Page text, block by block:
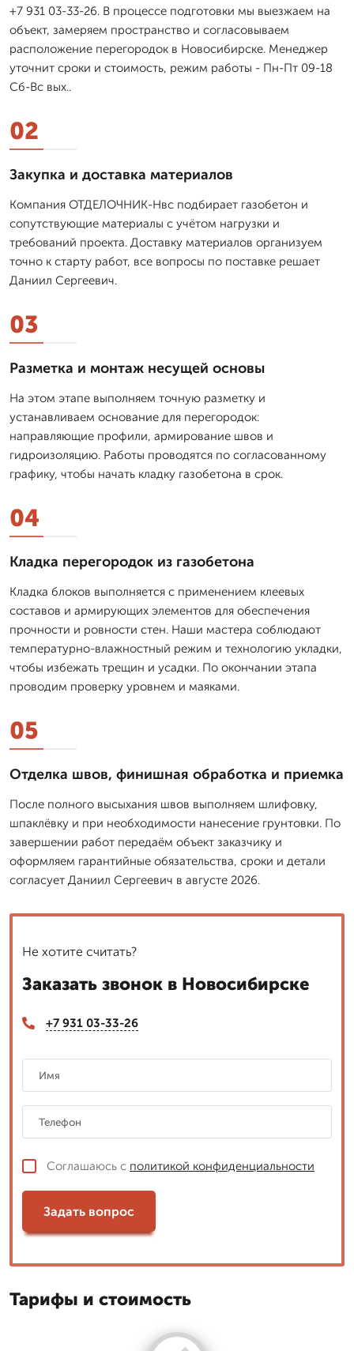
+7 931 03-33-26. В процессе подготовки мы выезжаем на
объект, замеряем пространство и согласовываем
расположение перегородок в Новосибирске. Менеджер
уточнит сроки и стоимость, режим работы - Пн-Пт 09-18
Сб-Вс вых..
02
Закупка и доставка материалов
Компания ОТДЕЛОЧНИК-Нвс подбирает газобетон и
сопутствующие материалы с учётом нагрузки и
требований проекта. Доставку материалов организуем
точно к старту работ, все вопросы по поставке решает
Даниил Сергеевич.
03
Разметка и монтаж несущей основы
На этом этапе выполняем точную разметку и
устанавливаем основание для перегородок:
направляющие профили, армирование швов и
гидроизоляцию. Работы проводятся по согласованному
графику, чтобы начать кладку газобетона в срок.
04
Кладка перегородок из газобетона
Кладка блоков выполняется с применением клеевых
составов и армирующих элементов для обеспечения
прочности и ровности стен. Наши мастера соблюдают
температурно-влажностный режим и технологию укладки,
чтобы избежать трещин и усадки. По окончании этапа
проводим проверку уровнем и маяками.
05
Отделка швов, финишная обработка и приемка
После полного высыхания швов выполняем шлифовку,
шпаклёвку и при необходимости нанесение грунтовки. По
завершении работ передаём объект заказчику и
оформляем гарантийные обязательства, сроки и детали
согласует Даниил Сергеевич в августе 2026.
Не хотите считать?
Заказать звонок в Новосибирске
+7 931 03-33-26
Соглашаюсь с политикой конфиденциальности
Задать вопрос
Тарифы и стоимость